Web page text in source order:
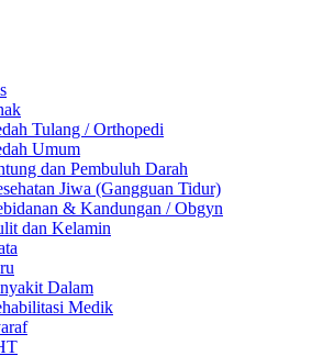
Tulang / Orthopedi
Umum
dan Pembuluh Darah
Jiwa (Gangguan Tidur)
& Kandungan / Obgyn
dan Kelamin
Dalam
Medik